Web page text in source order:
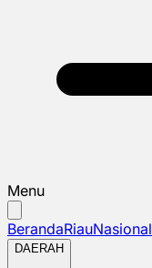
Menu
BerandaRiauNasional
DAERAH